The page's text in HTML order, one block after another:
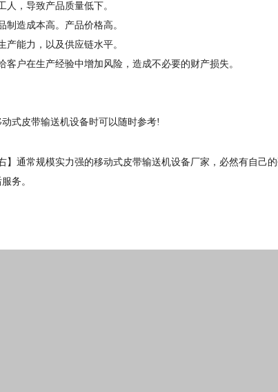
，导致产品质量低下。
造成本高。产品价格高。
能力，以及供应链水平。
户在生产经验中增加风险，造成不必要的财产损失。
式皮带输送机设备时可以随时参考!
通常规模实力强的移动式皮带输送机设备厂家，必然有自己
务。